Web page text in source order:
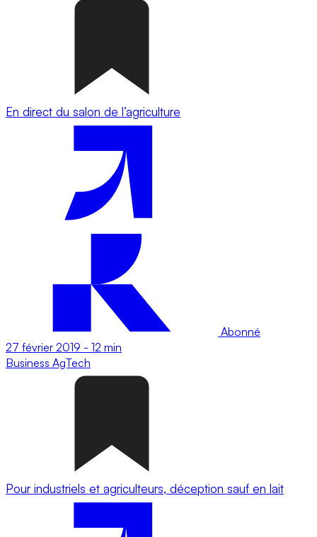
En direct du salon de l’agriculture
Abonné
27 février 2019 - 12 min
Business AgTech
Pour industriels et agriculteurs, déception sauf en lait